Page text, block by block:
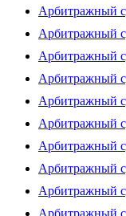
Арбитражный
Арбитражный
Арбитражный
Арбитражный
Арбитражный
Арбитражный
Арбитражный
Арбитражный
Арбитражный
Арбитражный